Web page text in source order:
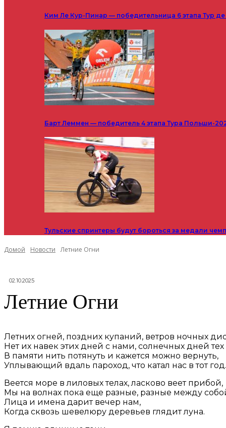
Ким Ле Кур-Пинар — победительница 6 этапа Тур
Барт Леммен — победитель 4 этапа Тура Польши-
Тульские спринтеры будут бороться за медали
Домой Новости Летние Огни
02.10.2025
Летние Огни
Летних огней, поздних купаний, ветров ночных
Нет их навек этих дней с нами, солнечных дней тех
В памяти нить потянуть и кажется можно вернуть,
Уплывающий вдаль пароход, что катал нас в тот год.
Веется море в лиловых телах, ласково веет прибой,
Мы на волнах пока еще разные, разные между
Лица и имена дарит вечер нам,
Когда сквозь шевелюру деревьев глядит луна.